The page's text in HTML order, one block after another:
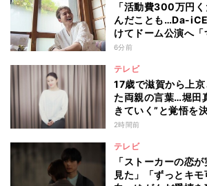
「活動費300万円
んだことも…Da-
けてドーム公演へ
けど右肩上がり続け
6分前
テレビ
17歳で滋賀から上
た両親の言葉…堀田
きていく”と覚悟を
やったら、もう帰ら
2時間前
テレビ
「ストーカーの恋
見た」「ずっとキ